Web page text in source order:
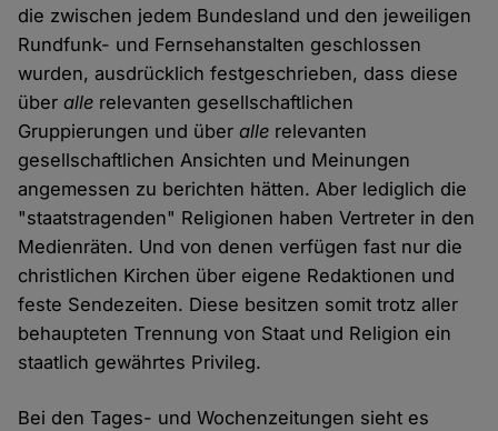
die zwischen jedem Bundesland und den jeweiligen
Rundfunk- und Fernsehanstalten geschlossen
wurden, ausdrücklich festgeschrieben, dass diese
überalle relevanten gesellschaftlichen
Gruppierungen und überalle relevanten
gesellschaftlichen Ansichten und Meinungen
angemessen zu berichten hätten. Aber lediglich die
"staatstragenden" Religionen haben Vertreter in den
Medienräten. Und von denen verfügen fast nur die
christlichen Kirchen über eigene Redaktionen und
feste Sendezeiten. Diese besitzen somit trotz aller
behaupteten Trennung von Staat und Religion ein
staatlich gewährtes Privileg.
Bei den Tages- und Wochenzeitungen sieht es